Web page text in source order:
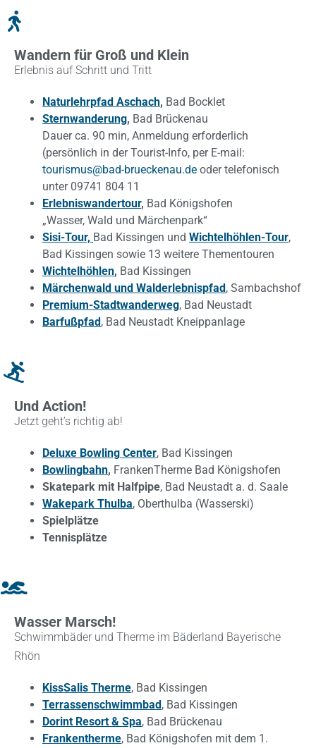
Wandern für Groß und Klein
Erlebnis auf Schritt und Tritt
Naturlehrpfad Aschach, Bad Bocklet
Sternwanderung, Bad Brückenau
Dauer ca. 90 min, Anmeldung erforderlich
(persönlich in der Tourist-Info, per E-mail:
tourismus@bad-brueckenau.de oder telefonisch
unter 09741 804 11
Erlebniswandertour, Bad Königshofen
„Wasser, Wald und Märchenpark“
Sisi-Tour, Bad Kissingen und Wichtelhöhlen-Tour,
Bad Kissingen sowie 13 weitere Thementouren
Wichtelhöhlen, Bad Kissingen
Märchenwald und Walderlebnispfad, Sambachshof
Premium-Stadtwanderweg, Bad Neustadt
Barfußpfad, Bad Neustadt Kneippanlage
Und Action!
Jetzt geht’s richtig ab!
Deluxe Bowling Center, Bad Kissingen
Bowlingbahn, FrankenTherme Bad Königshofen
Skatepark mit Halfpipe, Bad Neustadt a. d. Saale
Wakepark Thulba, Oberthulba (Wasserski)
Spielplätze
Tennisplätze
Wasser Marsch!
Schwimmbäder und Therme im Bäderland Bayerische
Rhön
KissSalis Therme, Bad Kissingen
Terrassenschwimmbad, Bad Kissingen
Dorint Resort & Spa, Bad Brückenau
Frankentherme, Bad Königshofen mit dem 1.